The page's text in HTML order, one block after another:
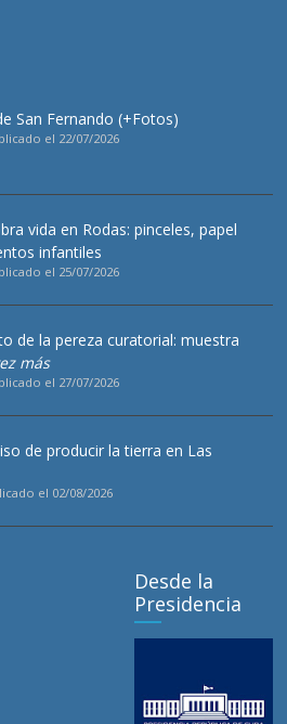
San Fernando (+Fotos)
el 22/07/2026
vida en Rodas: pinceles, papel
infantiles
el 25/07/2026
de la pereza curatorial: muestra
más
el 27/07/2026
de producir la tierra en Las
el 02/08/2026
Desde la
Presidencia